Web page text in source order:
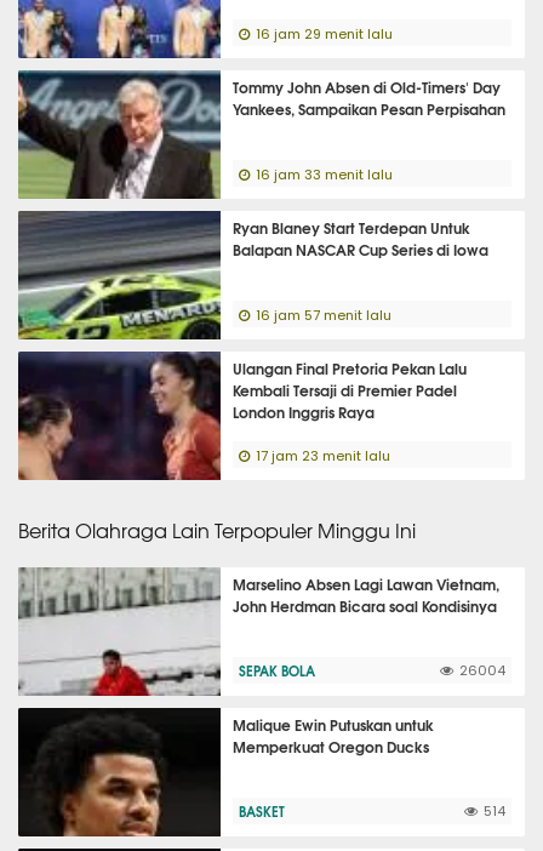
16 jam 29 menit lalu
Tommy John Absen di Old-Timers' Day
Yankees, Sampaikan Pesan Perpisahan
16 jam 33 menit lalu
Ryan Blaney Start Terdepan Untuk
Balapan NASCAR Cup Series di Iowa
16 jam 57 menit lalu
Ulangan Final Pretoria Pekan Lalu
Kembali Tersaji di Premier Padel
London Inggris Raya
17 jam 23 menit lalu
Berita Olahraga Lain Terpopuler Minggu Ini
Marselino Absen Lagi Lawan Vietnam,
John Herdman Bicara soal Kondisinya
SEPAK BOLA 26004
Malique Ewin Putuskan untuk
Memperkuat Oregon Ducks
BASKET 514